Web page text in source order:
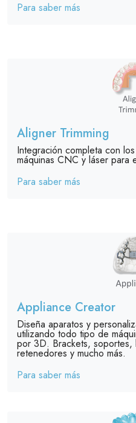
Appliance Creator
Diseña aparatos y
utilizando todo tipo de
por 3D. Brackets, soportes,
retenedores y mucho más.
Para saber más
Para saber más
Aligner Trimming
Integración completa con
máquinas CNC y láser para
Para saber más